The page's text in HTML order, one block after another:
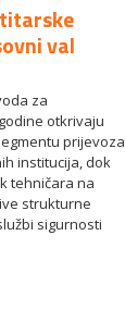
val
za
otkrivaju
prijevoza
institucija, dok
tehničara na
strukturne
sigurnosti